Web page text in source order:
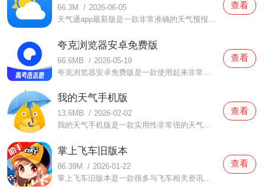
66.3M / 2026-06-05
天气通app最新版是一款非常准确的天气预报软件，在这款天气通app最新版中打造了非常简约的界面设计，用户们有需要的时候都可以自由进行设置的，而且还可以明确的查看天气情况，所有的功能一目了然，大家都可以放心使用的，还会非常贴心的为你们提示当下的天气情况哦，有需要
查看
夸克浏览器安卓免费版
66.6MB / 2026-05-19
查看
我的天气手机版
13.6MB / 2026-02-02
我的天气手机版是一款实用性非常强的天气预报软件，在这款我的天气手机版中提供了非常多不同地区的天气预报，所涉及的城市覆盖范围广泛，用户们都可以根据实时的位置来进行浏览，不仅可以了解当下的天气情况，还提供了未来十五天的天气，你们都可以更好的为接下来的天气做
查看
掌上飞车旧版本
86.39M / 2026-01-22
掌上飞车旧版本是一款很多与飞车相关资讯都可以让你了解的手机软件，掌上飞车旧版本这里的信息非常全面，在任何时候都可以使用这款软件去了解最新的飞车游戏资讯，在使用的时候也不会有任何限制，超级推荐大家来使用这款软件，喜欢的话还可以选择你感兴趣的工具使用起来，
查看